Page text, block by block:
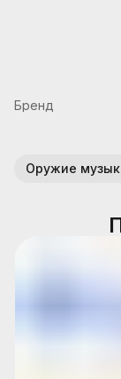
Бренд
Оружие